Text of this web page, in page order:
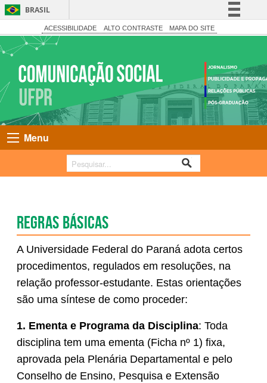
BRASIL
Simplifique!
Participe
Acesso à informação
Legislação
Canais
ACESSIBILIDADE ALTO CONTRASTE MAPA DO SITE
Menu
Regras básicas
A Universidade Federal do Paraná adota certos
procedimentos, regulados em resoluções, na
relação professor-estudante. Estas orientações
são uma síntese de como proceder:
1. Ementa e Programa da Disciplina: Toda
disciplina tem uma ementa (Ficha nº 1) fixa,
aprovada pela Plenária Departamental e pelo
Conselho de Ensino, Pesquisa e Extensão